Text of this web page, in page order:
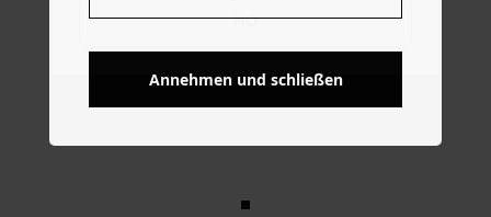
NO
Annehmen und schließen